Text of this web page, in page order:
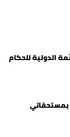
الدولية للحكام